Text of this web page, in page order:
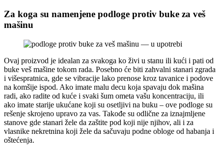
Za koga su namenjene podloge protiv buke za veš
mašinu
Ovaj proizvod je idealan za svakoga ko živi u stanu ili kući i pati od
buke veš mašine tokom rada. Posebno će biti zahvalni stanari zgrada
i višespratnica, gde se vibracije lako prenose kroz tavanice i podove
na komšije ispod. Ako imate malu decu koja spavaju dok mašina
radi, ako radite od kuće i svaki šum ometa vašu koncentraciju, ili
ako imate starije ukućane koji su osetljivi na buku – ove podloge su
rešenje skrojeno upravo za vas. Takođe su odlične za iznajmljene
stanove gde stanari žele da zaštite pod koji nije njihov, ali i za
vlasnike nekretnina koji žele da sačuvaju podne obloge od habanja i
oštećenja.